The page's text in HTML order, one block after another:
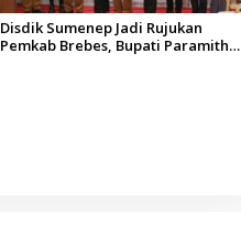
Disdik Sumenep Jadi Rujukan
Pemkab Brebes, Bupati Paramitha